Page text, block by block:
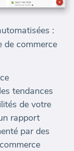
:
de commerce
tendances
de votre
rapport
par des